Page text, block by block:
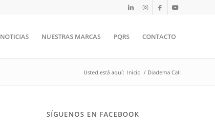
NOTICIAS NUESTRAS MARCAS PQRS CONTACTO
Usted está aquí: Inicio / Diadema Call
SÍGUENOS EN FACEBOOK